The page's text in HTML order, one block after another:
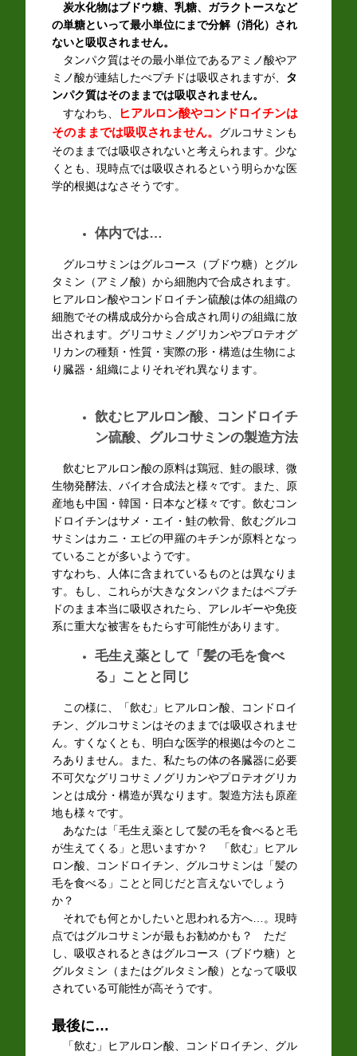
炭水化物はブドウ糖、乳糖、ガラクトースなど
の単糖といって最小単位にまで分解（消化）され
ないと吸収されません。
タンパク質はその最小単位であるアミノ酸やア
ミノ酸が連結したぺプチドは吸収されますが、 タ
ンパク質はそのままでは吸収されません。
すなわち、
ヒアルロン酸やコンドロイチンは
そのままでは吸収されません。 グルコサミンも
そのままでは吸収されないと考えられます。少な
くとも、現時点では吸収されるという明らかな医
学的根拠はなさそうです。
体内では…
グルコサミンはグルコース（ブドウ糖）とグル
タミン（アミノ酸）から細胞内で合成されます。
ヒアルロン酸やコンドロイチン硫酸は体の組織の
細胞でその構成成分から合成され周りの組織に放
出されます。グリコサミノグリカンやプロテオグ
リカンの種類・性質・実際の形・構造は生物によ
り臓器・組織によりそれぞれ異なります。
飲むヒアルロン酸、コンドロイチ
ン硫酸、グルコサミンの製造方法
飲むヒアルロン酸の原料は鶏冠、鮭の眼球、微
生物発酵法、バイオ合成法と様々です。また、原
産地も中国・韓国・日本など様々です。飲むコン
ドロイチンはサメ・エイ・鮭の軟骨、飲むグルコ
サミンはカニ・エビの甲羅のキチンが原料となっ
ていることが多いようです。
すなわち、人体に含まれているものとは異なりま
す。もし、これらが大きなタンパクまたはペプチ
ドのまま本当に吸収されたら、アレルギーや免疫
系に重大な被害をもたらす可能性があります。
毛生え薬として「髪の毛を食べ
る」ことと同じ
この様に、「飲む」ヒアルロン酸、コンドロイ
チン、グルコサミンはそのままでは吸収されませ
ん。すくなくとも、明白な医学的根拠は今のとこ
ろありません。また、私たちの体の各臓器に必要
不可欠なグリコサミノグリカンやプロテオグリカ
ンとは成分・構造が異なります。製造方法も原産
地も様々です。
あなたは「毛生え薬として髪の毛を食べると毛
が生えてくる」と思いますか？ 「飲む」ヒアル
ロン酸、コンドロイチン、グルコサミンは「髪の
毛を食べる」ことと同じだと言えないでしょう
か？
それでも何とかしたいと思われる方へ…。現時
点ではグルコサミンが最もお勧めかも？ ただ
し、吸収されるときはグルコース（ブドウ糖）と
グルタミン（またはグルタミン酸）となって吸収
されている可能性が高そうです。
最後に…
「飲む」ヒアルロン酸、コンドロイチン、グル